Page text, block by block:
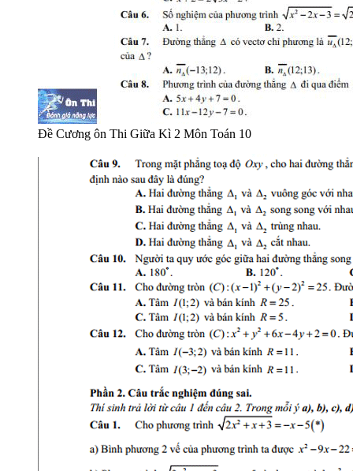
Đề Cương ôn Thi Giữa Kì 2 Môn Toán 10